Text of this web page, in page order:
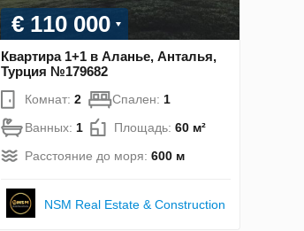
€ 110 000
Квартира 1+1 в Аланье, Анталья,
Турция №179682
Комнат: 2 Спален: 1
Ванных: 1 Площадь: 60 м²
Расстояние до моря: 600 м
NSM Real Estate & Construction